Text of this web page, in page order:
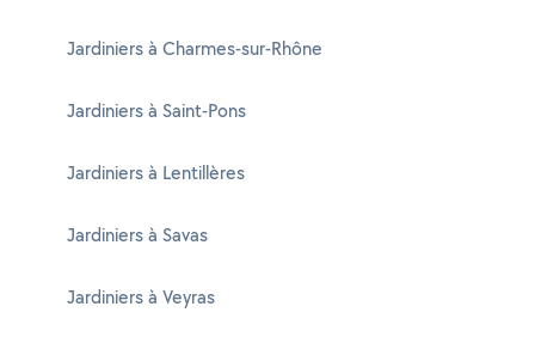
Jardiniers à Charmes-sur-Rhône
Jardiniers à Saint-Pons
Jardiniers à Lentillères
Jardiniers à Savas
Jardiniers à Veyras